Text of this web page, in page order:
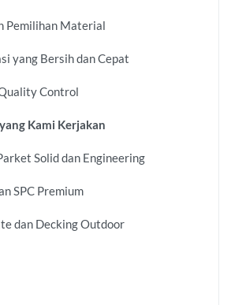
Pemilihan Material
yang Bersih dan Cepat
Control
Kami Kerjakan
Solid dan Engineering
SPC Premium
dan Decking Outdoor